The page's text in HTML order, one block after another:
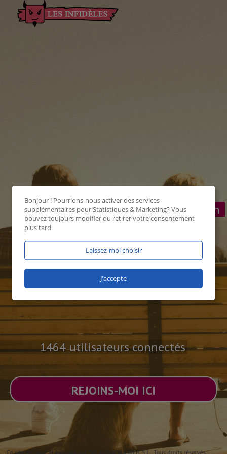
Connexion
1464 utilisateurs connectés
REJOINS-MOI ICI
Bonjour ! Pourrions-nous activer des services
supplémentaires pourStatistiques & Marketing? Vous
pouvez toujours modifier ou retirer votre consentement
plus tard.
Laissez-moi choisir
J'accepte